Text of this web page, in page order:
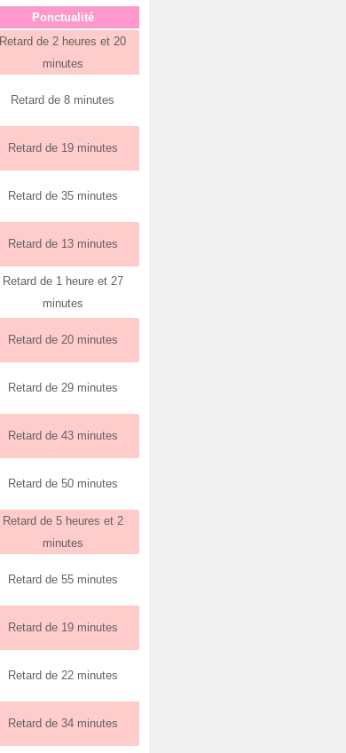
Ponctualité
Retard de 2 heures et 20
minutes
Retard de 8 minutes
Retard de 19 minutes
Retard de 35 minutes
Retard de 13 minutes
Retard de 1 heure et 27
minutes
Retard de 20 minutes
Retard de 29 minutes
Retard de 43 minutes
Retard de 50 minutes
Retard de 5 heures et 2
minutes
Retard de 55 minutes
Retard de 19 minutes
Retard de 22 minutes
Retard de 34 minutes